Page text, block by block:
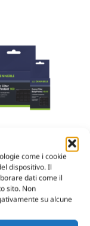
come i cookie
dispositivo. Il
dati come il
sito. Non
su alcune
– CORNER
BABY PROTECT
- €12.90